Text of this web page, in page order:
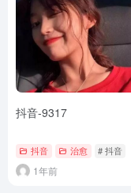
抖音-9317
抖音 治愈 # 抖音
1年前